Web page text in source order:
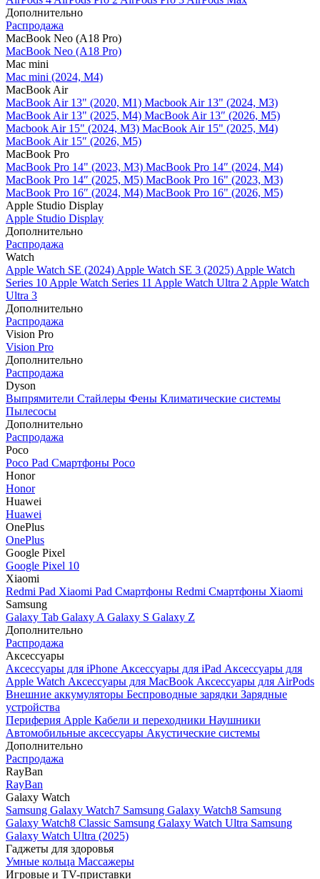
Дополнительно
Распродажа
MacBook Neo (A18 Pro)
MacBook Neo (A18 Pro)
Mac mini
Mac mini (2024, M4)
MacBook Air
MacBook Air 13" (2020, M1) Macbook Air 13" (2024, M3)
MacBook Air 13" (2025, M4) MacBook Air 13″ (2026, M5)
Macbook Air 15" (2024, M3) MacBook Air 15" (2025, M4)
MacBook Air 15″ (2026, M5)
MacBook Pro
MacBook Pro 14" (2023, M3) MacBook Pro 14″ (2024, M4)
MacBook Pro 14″ (2025, M5) MacBook Pro 16" (2023, M3)
MacBook Pro 16″ (2024, M4) MacBook Pro 16" (2026, M5)
Apple Studio Display
Apple Studio Display
Дополнительно
Распродажа
Watch
Apple Watch SE (2024) Apple Watch SE 3 (2025) Apple Watch
Series 10 Apple Watch Series 11 Apple Watch Ultra 2 Apple Watch
Ultra 3
Дополнительно
Распродажа
Vision Pro
Vision Pro
Дополнительно
Распродажа
Dyson
Выпрямители Стайлеры Фены Климатические системы
Пылесосы
Дополнительно
Распродажа
Poco
Poco Pad Смартфоны Poco
Honor
Honor
Huawei
Huawei
OnePlus
OnePlus
Google Pixel
Google Pixel 10
Xiaomi
Redmi Pad Xiaomi Pad Смартфоны Redmi Смартфоны Xiaomi
Samsung
Galaxy Tab Galaxy A Galaxy S Galaxy Z
Дополнительно
Распродажа
Аксессуары
Аксессуары для iPhone Аксессуары для iPad Аксессуары для
Apple Watch Аксессуары для MacBook Аксессуары для AirPods
Внешние аккумуляторы Беспроводные зарядки Зарядные
устройства
Периферия Apple Кабели и переходники Наушники
Автомобильные аксессуары Акустические системы
Дополнительно
Распродажа
RayBan
RayBan
Galaxy Watch
Samsung Galaxy Watch7 Samsung Galaxy Watch8 Samsung
Galaxy Watch8 Classic Samsung Galaxy Watch Ultra Samsung
Galaxy Watch Ultra (2025)
Гаджеты для здоровья
Умные кольца Массажеры
Игровые и TV-приставки